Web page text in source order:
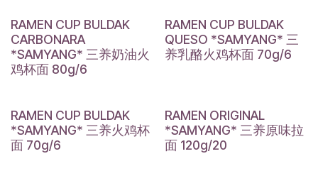
RAMEN CUP BULDAK
CARBONARA
*SAMYANG* 三养奶油火
鸡杯面 80g/6
RAMEN CUP BULDAK
QUESO *SAMYANG* 三
养乳酪火鸡杯面 70g/6
RAMEN CUP BULDAK
*SAMYANG* 三养火鸡杯
面 70g/6
RAMEN ORIGINAL
*SAMYANG* 三养原味拉
面 120g/20